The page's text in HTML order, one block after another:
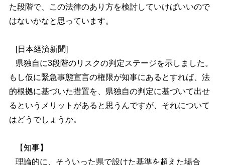
た段階で、この法律のあり方を検討していけばいいので
はないかなと思っています。
[日本経済新聞]
県独自に3段階のリスクの判定ステージを示しました。
もし仮に緊急事態宣言の権限が知事にあるとすれば、法
的根拠に基づいた措置を、県独自の判定に基づいて出せ
るというメリットがあると思うんですが、それについて
はどうでしょうか。
【知事】
理論的に、そういった県で設けた基準を超えた場合